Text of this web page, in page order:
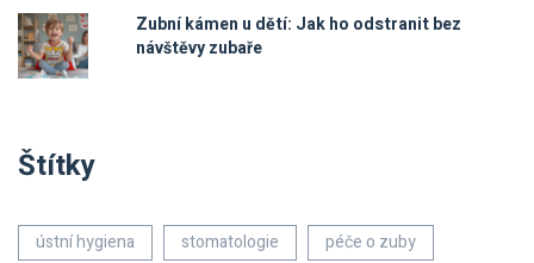
Zubní kámen u dětí: Jak ho odstranit bez
návštěvy zubaře
Štítky
ústní hygiena stomatologie
péče o zuby